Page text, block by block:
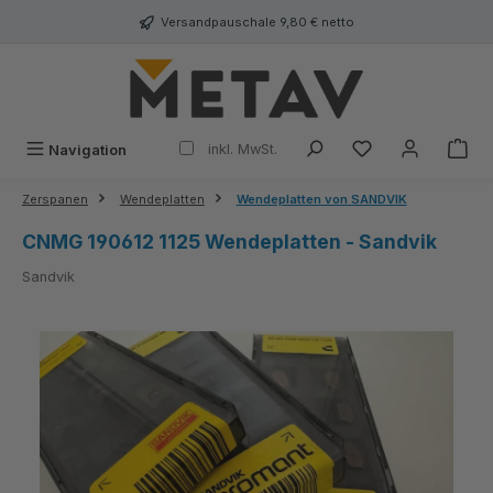
Versandpauschale 9,80 € netto
Navigation inkl. MwSt.
Zerspanen Wendeplatten Wendeplatten von SANDVIK
CNMG 190612 1125 Wendeplatten - Sandvik
Sandvik
Bildergalerie überspringen